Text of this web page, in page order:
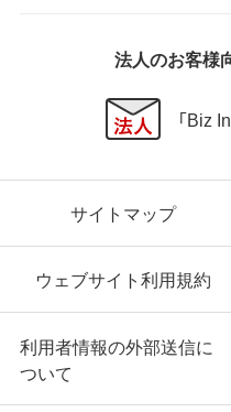
法人のお客様
「Biz
サイトマップ
ウェブサイト利用規約
利用者情報の外部送信に
ついて